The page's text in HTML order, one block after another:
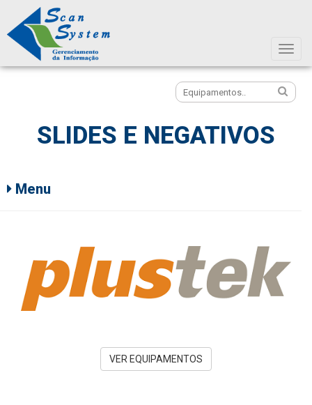
Icon
SLIDES E NEGATIVOS
Menu
VER EQUIPAMENTOS